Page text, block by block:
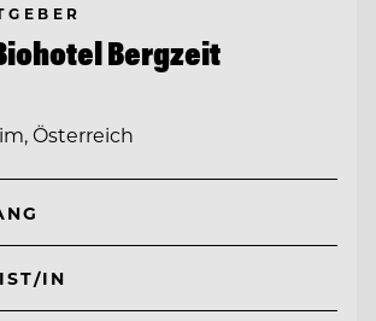
Bergzeit
Österreich
IN